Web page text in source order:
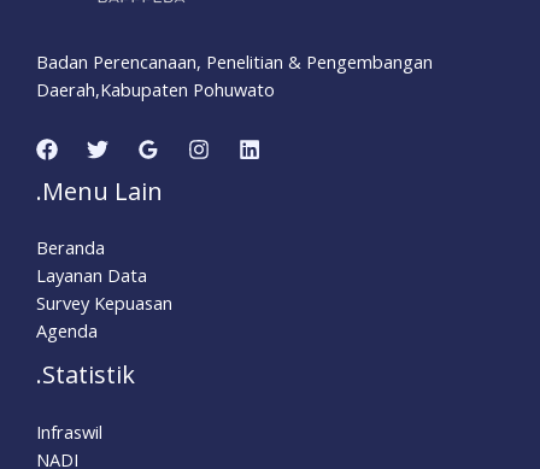
Badan Perencanaan, Penelitian & Pengembangan
Daerah,Kabupaten Pohuwato
.Menu Lain
Beranda
Layanan Data
Survey Kepuasan
Agenda
.Statistik
Infraswil
NADI